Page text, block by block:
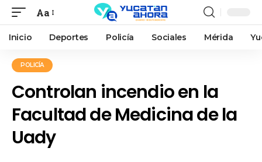
Aa
Inicio Deportes Policía Sociales Mérida
POLICÍA
Controlan incendio en la
Facultad de Medicina de la
Uady